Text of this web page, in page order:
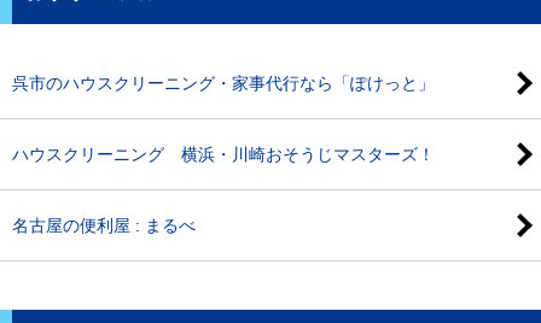
呉市のハウスクリーニング・家事代行なら「ぽけっと」
ハウスクリーニング 横浜・川崎おそうじマスターズ！
名古屋の便利屋 : まるべ